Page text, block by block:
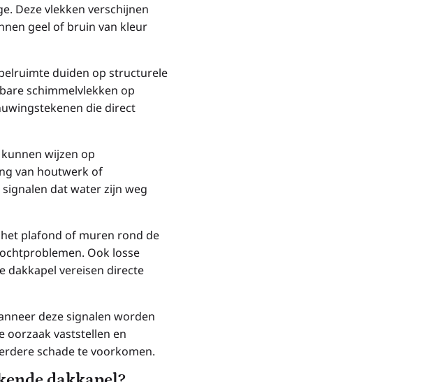
Deze vlekken verschijnen
geel of bruin van kleur
duiden op structurele
schimmelvlekken op
die direct
wijzen op
van houtwerk of
dat water zijn weg
plafond of muren rond de
Ook losse
dakkapel vereisen directe
deze signalen worden
oorzaak vaststellen en
schade te voorkomen.